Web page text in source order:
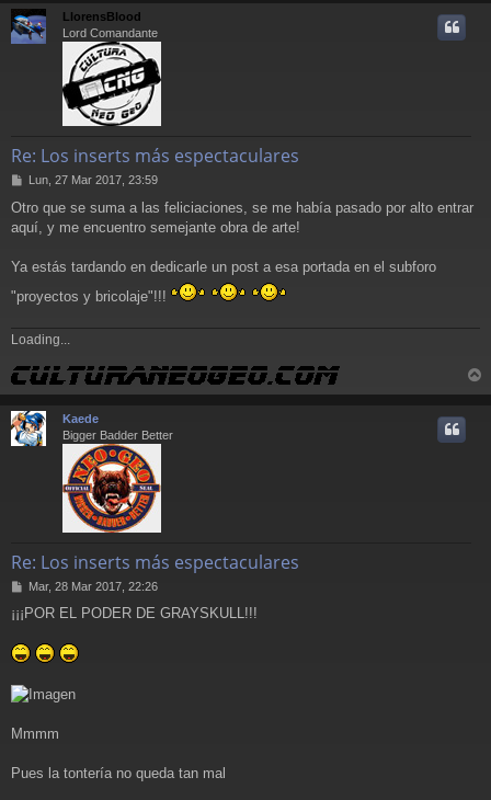
LlorensBlood
Lord Comandante
Re: Los inserts más espectaculares
M
n
s
Lun, 27 Mar 2017, 23:59
Otro que se suma a las feliciaciones, se me había pasado por alto entrar
aquí, y me encuentro semejante obra de arte!
Ya estás tardando en dedicarle un post a esa portada en el subforo
"proyectos y bricolaje"!!!
Loading...
r
Kaede
Bigger Badder Better
Re: Los inserts más espectaculares
M
n
a
j
e
Mar, 28 Mar 2017, 22:26
¡¡¡POR EL PODER DE GRAYSKULL!!!
Mmmm
Pues la tontería no queda tan mal